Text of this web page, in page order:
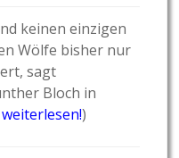
keinen einzigen
Wölfe bisher nur
sagt
Bloch in
)